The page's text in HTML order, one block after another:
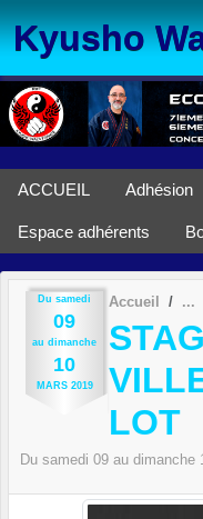
Kyusho
ACCUEIL Adhésion
Espace adhérents
Du samedi
09
au dimanche
10
MARS 2019
Accueil
LOT
Du samedi 09 au dimanche